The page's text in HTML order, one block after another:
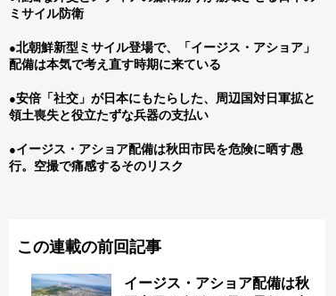
ミサイル防衛
●北朝鮮新型ミサイル登場で、「イージス・アショア」
配備は本気で考え直す時期に来ている
●安倍「社交」が日本にもたらした、周辺国対日軍拡と
領土喪失と役立たずな兵器の支払い
●イージス・アショア配備は秋田市民を危険に晒す愚
行。空撮で痛感するそのリスク
この連載の前回記事
イージス・アショア配備は秋